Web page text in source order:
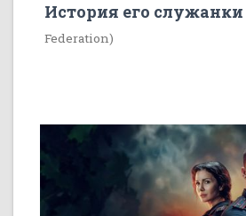
История его служанки
Federation)